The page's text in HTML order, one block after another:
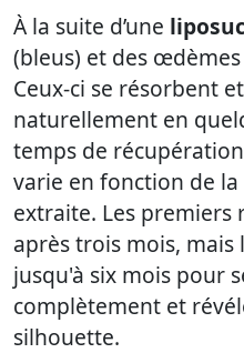
À la suite d’une
(bleus) et des
Ceux-ci se résorbent
naturellement en
temps de
varie en fonction de
extraite. Les premiers
après trois mois,
jusqu'à six mois pour
complètement et
silhouette.